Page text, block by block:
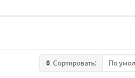
Сортировать: